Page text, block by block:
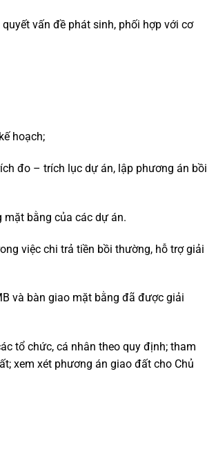
vấn đề phát sinh, phối hợp với cơ
hoạch;
đo – trích lục dự án, lập phương án bồi
bằng của các dự án.
việc chi trả tiền bồi thường, hỗ trợ giải
và bàn giao mặt bằng đã được giải
tổ chức, cá nhân theo quy định; tham
xem xét phương án giao đất cho Chủ